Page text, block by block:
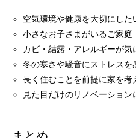
空気環境や健康を大切にした
小さなお子さまがいるご家庭
カビ・結露・アレルギーが気
冬の寒さや騒音にストレスを
長く住むことを前提に家を考
見た目だけのリノベーション